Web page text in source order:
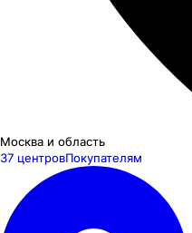
Москва и область
37 центровПокупателям